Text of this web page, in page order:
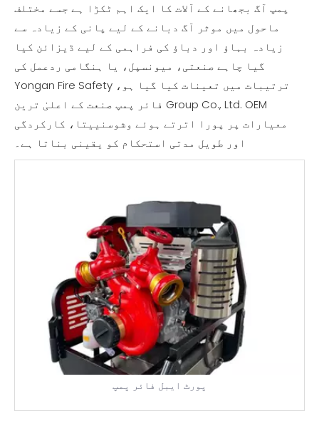
پمپ آگ بجھانے کے آلات کا ایک اہم ٹکڑا ہے جسے مختلف
ماحول میں موثر آگ دبانے کے لیے پانی کے زیادہ سے
زیادہ بہاؤ اور دباؤ کی فراہمی کے لیے ڈیزائن کیا
گیا چاہے صنعتی، میونسپل، یا ہنگامی ردعمل کی
ترتیبات میں تعینات کیا گیا ہو، Yongan Fire Safety
Group Co., Ltd. OEM فائر پمپ صنعت کے اعلیٰ ترین
معیارات پر پورا اترتے ہوئے وشوسنییتا، کارکردگی
اور طویل مدتی استحکام کو یقینی بناتا ہے۔
پورٹ ایبل فائر پمپ